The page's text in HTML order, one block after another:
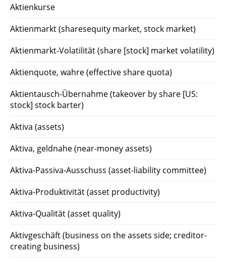
Aktienkurse
Aktienmarkt (sharesequity market, stock market)
Aktienmarkt-Volatilität (share [stock] market volatility)
Aktienquote, wahre (effective share quota)
Aktientausch-Übernahme (takeover by share [US:
stock] stock barter)
Aktiva (assets)
Aktiva, geldnahe (near-money assets)
Aktiva-Passiva-Ausschuss (asset-liability committee)
Aktiva-Produktivität (asset productivity)
Aktiva-Qualität (asset quality)
Aktivgeschäft (business on the assets side; creditor-
creating business)